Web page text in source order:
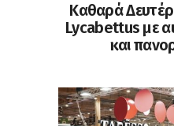
Καθαρά
Lycabettus με
και